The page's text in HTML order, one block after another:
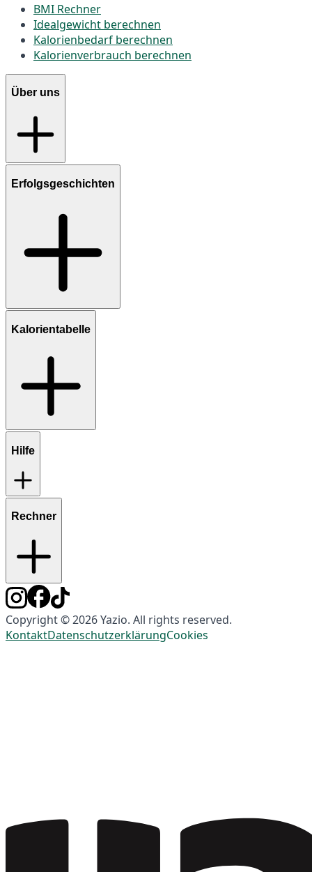
BMI Rechner
Idealgewicht berechnen
Kalorienbedarf berechnen
Kalorienverbrauch berechnen
Über uns
Erfolgsgeschichten
Kalorientabelle
Hilfe
Rechner
Copyright © 2026 Yazio. All rights reserved.
KontaktDatenschutzerklärungCookies